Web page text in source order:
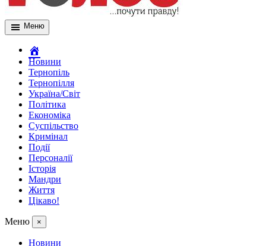
Меню
Новини
Тернопіль
Тернопілля
Україна/Світ
Політика
Економіка
Суспільство
Кримінал
Події
Персоналії
Історія
Мандри
Життя
Цікаво!
Меню ×
Новини